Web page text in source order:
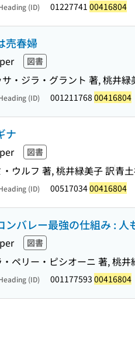
(ID) 01227741 00416804
売春婦
図書
サ・ジラ・グラント 著, 桃井緑
(ID) 001211768 00416804
ナ
図書
ウルフ 著, 桃井緑美子 訳青
(ID) 0051703400416804
ンバレー最強の仕組み :
図書
ペリー・ピシオーニ 著, 桃井
(ID) 001177593 00416804